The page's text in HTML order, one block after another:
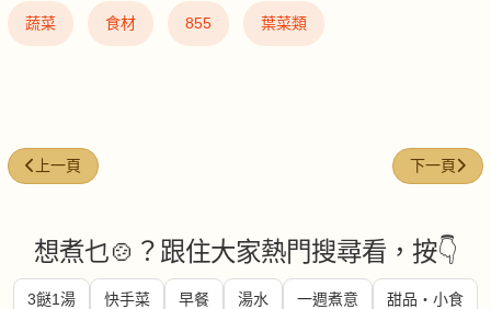
蔬菜 食材 855 葉菜類
上一篇文章: 菠蘿乾 (Dried pineapple)
上一頁 下一篇文
下一頁
想煮乜🍲？跟住大家熱門搜尋看，按👇
3餸1湯 快手菜 早餐 湯水 一週煮意 甜品・小食